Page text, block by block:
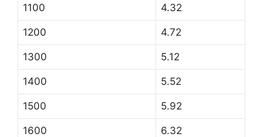
1100 4.32
1200 4.72
1300 5.12
1400 5.52
1500 5.92
1600 6.32